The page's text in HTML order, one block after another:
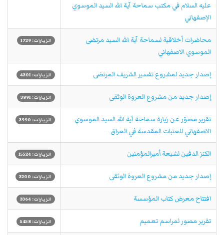
عليه السلام في مكتب سماحة آية الله السيد الموسوي
الإصفهاني
محاضرات أخلاقية لسماحة آية الله السيد مرتضى
الموسوي الاصفهاني
الزيارات: 1729
إصدار جديد لمشروع تفسير الشريف المرتضى الزيارات: 4301
إصدار جديد من مشروع العروة الوثقى الزيارات: 3891
تقرير مصوّر عن زيارة سماحة آية الله السيد الموسوي
الاصفهاني للعتبات المقدسة في العراق
الزيارات: 3990
الكنز الدفين لشيعة أميرالمؤمنين الزيارات: 15524
إصدار جديد من مشروع العروة الوثقى الزيارات: 3200
افتتاح معرض كتاب المؤسسة الزيارات: 3364
تقرير مصور لمراسم تعميم الزيارات: 5458